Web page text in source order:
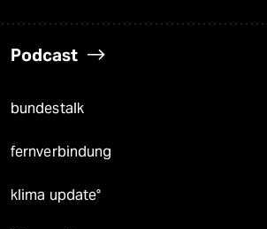
Podcast
bundestalk
fernverbindung
klima update°